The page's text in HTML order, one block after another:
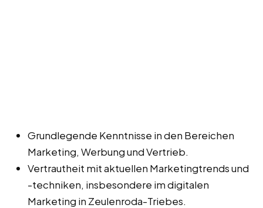
Grundlegende Kenntnisse in den Bereichen
Marketing, Werbung und Vertrieb.
Vertrautheit mit aktuellen Marketingtrends und
-techniken, insbesondere im digitalen
Marketing in Zeulenroda-Triebes.